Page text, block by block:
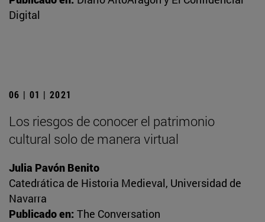
Digital
06 | 01 | 2021
Los riesgos de conocer el patrimonio
cultural solo de manera virtual
Julia Pavón Benito
Catedrática de Historia Medieval, Universidad de
Navarra
Publicado en: The Conversation